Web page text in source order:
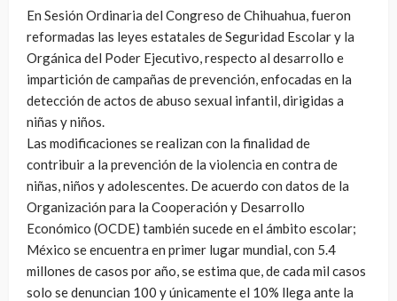
En Sesión Ordinaria del Congreso de Chihuahua, fueron
reformadas las leyes estatales de Seguridad Escolar y la
Orgánica del Poder Ejecutivo, respecto al desarrollo e
impartición de campañas de prevención, enfocadas en la
detección de actos de abuso sexual infantil, dirigidas a
niñas y niños.
Las modificaciones se realizan con la finalidad de
contribuir a la prevención de la violencia en contra de
niñas, niños y adolescentes. De acuerdo con datos de la
Organización para la Cooperación y Desarrollo
Económico (OCDE) también sucede en el ámbito escolar;
México se encuentra en primer lugar mundial, con 5.4
millones de casos por año, se estima que, de cada mil casos
solo se denuncian 100 y únicamente el 10% llega ante la